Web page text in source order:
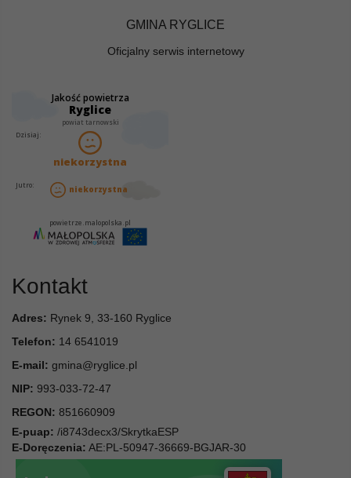
GMINA RYGLICE
Oficjalny serwis internetowy
Kontakt
Adres: Rynek 9, 33-160 Ryglice
Telefon: 14 6541019
E-mail: gmina@ryglice.pl
NIP: 993-033-72-47
REGON: 851660909
E-puap: /i8743decx3/SkrytkaESP
E-Doręczenia: AE:PL-50947-36669-BGJAR-30